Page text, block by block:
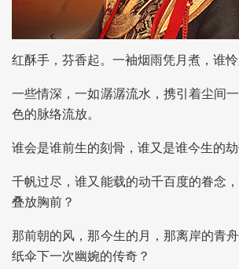
红酥手，芬香起。一袖烟雨凭月煮，谁怜
一些情深，一如潺潺流水，携引着尘间
色的脉络流放。
谁会是谁前生的刻骨，谁又是谁今生的劫
千帆过尽，谁又能载的动千百度的眷念
叠放胸前？
那前朝的风，那今生的月，那离岸的青
纸伞下一次幽婉的传奇？